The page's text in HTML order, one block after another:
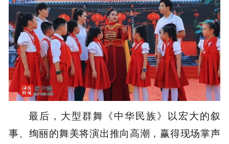
最后，大型群舞《中华民族》以宏大的叙
事、绚丽的舞美将演出推向高潮，赢得现场掌声